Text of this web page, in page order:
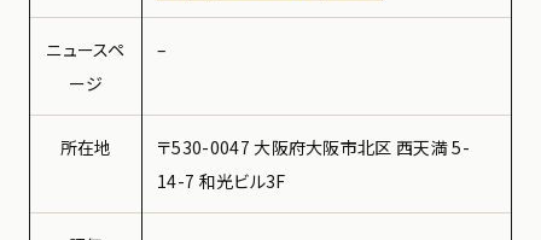
ニュースペ
ージ
–
所在地
〒530-0047 大阪府大阪市北区 西天満 5-
14-7 和光ビル3F